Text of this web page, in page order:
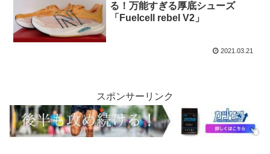
る！万能すぎる厚底シューズ
「Fuelcell rebel V2」
2021.03.21
スポンサーリンク